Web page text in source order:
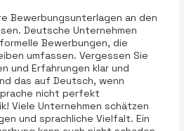
Bewerbungsunterlagen an den
Deutsche Unternehmen
Bewerbungen, die
umfassen. Vergessen Sie
und Erfahrungen klar und
das auf Deutsch, wenn
nicht perfekt
Viele Unternehmen schätzen
und sprachliche Vielfalt. Ein